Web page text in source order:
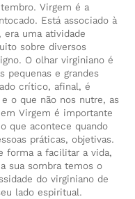
Virgem é a
Está associado à
uma atividade
sobre diversos
O olhar virginiano é
pequenas e grandes
crítico, afinal, é
o que não nos nutre, as
Virgem é importante
que acontece quando
práticas, objetivas.
forma a facilitar a vida,
sua sombra temos o
do virginiano de
lado espiritual.